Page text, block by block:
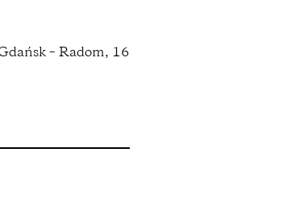
– Radom, 16